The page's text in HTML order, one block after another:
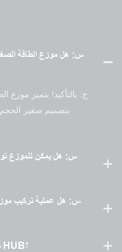
بتصميم صغير الحجم
للتطبيقات ذات المساحة المحدودة.
س: هل يمكن للموزع
س: ما هي الأجهزة المتوافقة مع جهاز HUB؟